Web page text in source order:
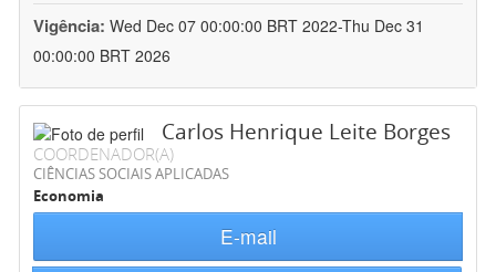
Vigência: Wed Dec 07 00:00:00 BRT 2022-Thu Dec 31
00:00:00 BRT 2026
Carlos Henrique Leite Borges
COORDENADOR(A)
CIÊNCIAS SOCIAIS APLICADAS
Economia
E-mail